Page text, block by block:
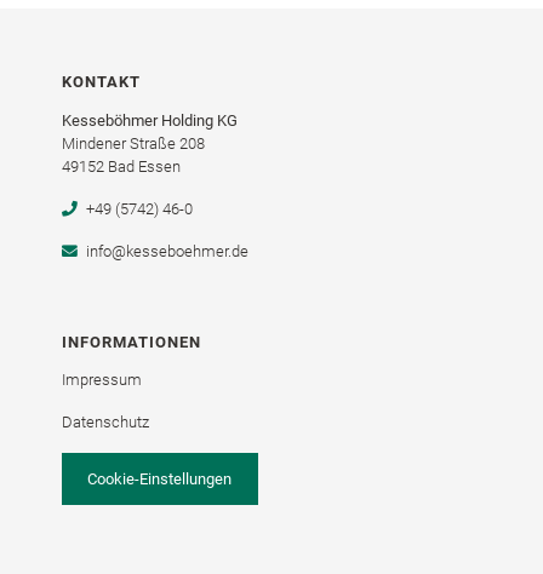
KONTAKT
Kesseböhmer Holding KG
Mindener Straße 208
49152 Bad Essen
+49 (5742) 46-0
info@kesseboehmer.de
INFORMATIONEN
Impressum
Datenschutz
Cookie-Einstellungen